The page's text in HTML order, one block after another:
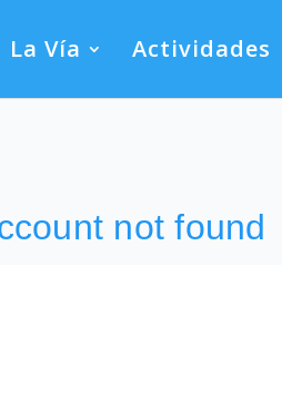
La Vía Actividades